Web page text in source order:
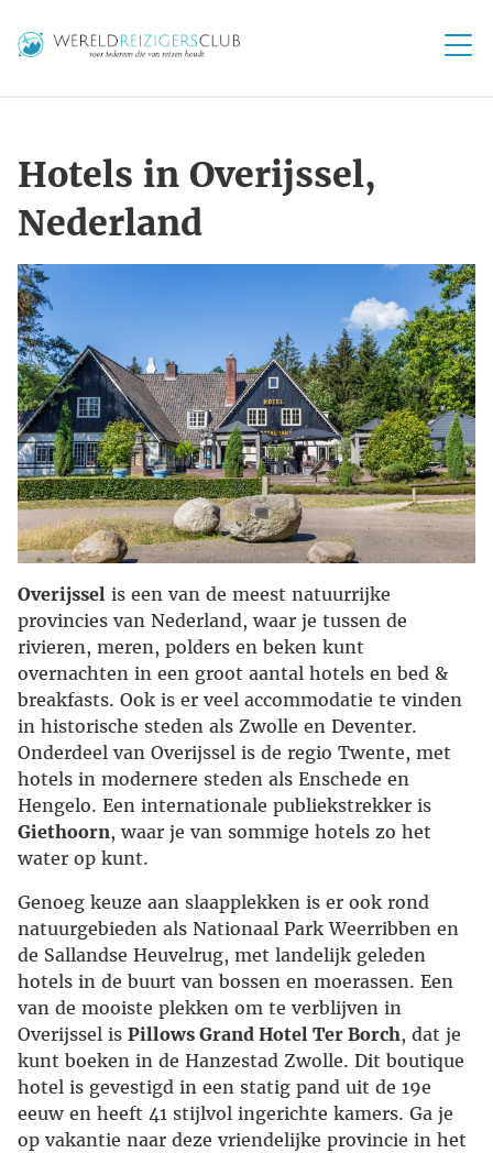
Hotels in Overijssel,
Nederland
Overijssel is een van de meest natuurrijke
provincies van Nederland, waar je tussen de
rivieren, meren, polders en beken kunt
overnachten in een groot aantal hotels en bed &
breakfasts. Ook is er veel accommodatie te vinden
in historische steden als Zwolle en Deventer.
Onderdeel van Overijssel is de regio Twente, met
hotels in modernere steden als Enschede en
Hengelo. Een internationale publiekstrekker is
Giethoorn, waar je van sommige hotels zo het
water op kunt.
Genoeg keuze aan slaapplekken is er ook rond
natuurgebieden als Nationaal Park Weerribben en
de Sallandse Heuvelrug, met landelijk geleden
hotels in de buurt van bossen en moerassen. Een
van de mooiste plekken om te verblijven in
Overijssel is Pillows Grand Hotel Ter Borch, dat je
kunt boeken in de Hanzestad Zwolle. Dit boutique
hotel is gevestigd in een statig pand uit de 19e
eeuw en heeft 41 stijlvol ingerichte kamers. Ga je
op vakantie naar deze vriendelijke provincie in het